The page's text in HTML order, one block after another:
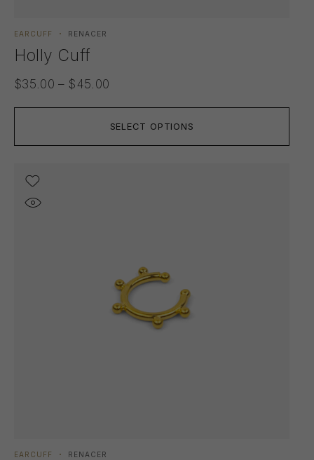
SELECT OPTIONS
EARCUFF RENACER
Holly Cuff
$35.00 – $45.00
EARCUFF RENACER